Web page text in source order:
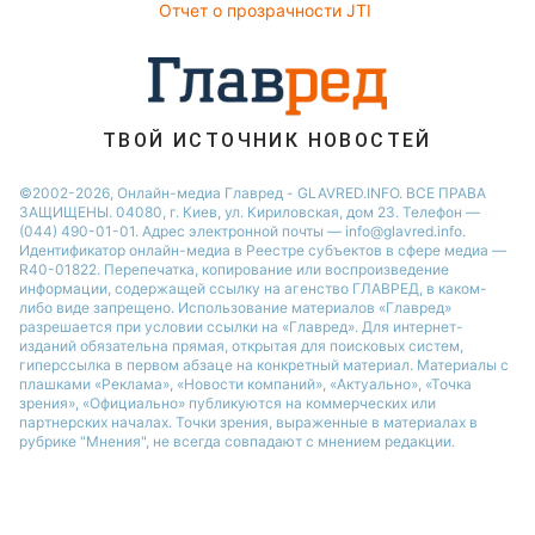
Отчет о прозрачности JTI
ТВОЙ ИСТОЧНИК НОВОСТЕЙ
©2002-2026, Онлайн-медиа Главред - GLAVRED.INFO. ВСЕ ПРАВА
ЗАЩИЩЕНЫ. 04080, г. Киев, ул. Кириловская, дом 23. Телефон —
(044) 490-01-01. Адрес электронной почты — info@glavred.info.
Идентификатор онлайн-медиа в Реестре cубъектов в сфере медиа —
R40-01822. Перепечатка, копирование или воспроизведение
информации, содержащей ссылку на агенство ГЛАВРЕД, в каком-
либо виде запрещено. Использование материалов «Главред»
разрешается при условии ссылки на «Главред». Для интернет-
изданий обязательна прямая, открытая для поисковых систем,
гиперссылка в первом абзаце на конкретный материал. Материалы с
плашками «Реклама», «Новости компаний», «Актуально», «Точка
зрения», «Официально» публикуются на коммерческих или
партнерских началах. Точки зрения, выраженные в материалах в
рубрике "Мнения", не всегда совпадают с мнением редакции.